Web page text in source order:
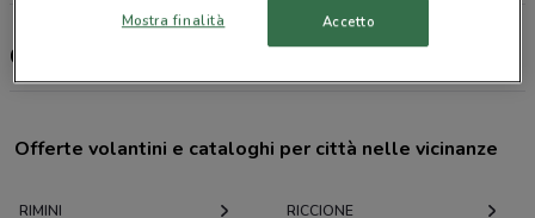
Cofidis, offerte e negozi
Offerte volantini e cataloghi per città nelle vicinanze
RIMINI RICCIONE
Mostra finalità Accetto